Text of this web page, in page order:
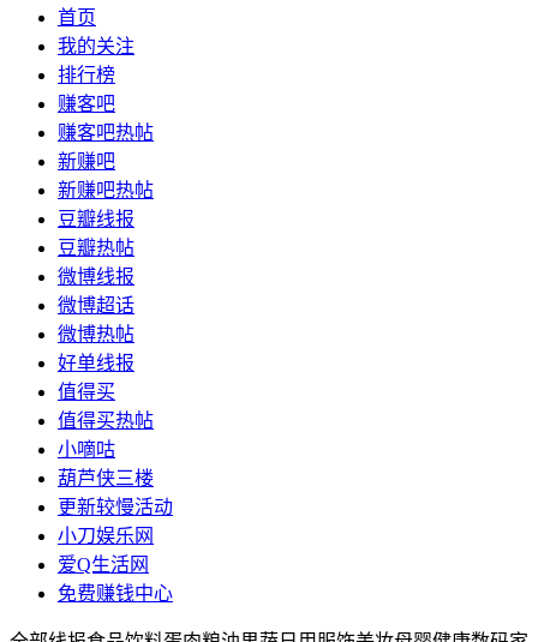
首页
我的关注
排行榜
赚客吧
赚客吧热帖
新赚吧
新赚吧热帖
豆瓣线报
豆瓣热帖
微博线报
微博超话
微博热帖
好单线报
值得买
值得买热帖
小嘀咕
葫芦侠三楼
更新较慢活动
小刀娱乐网
爱Q生活网
免费赚钱中心